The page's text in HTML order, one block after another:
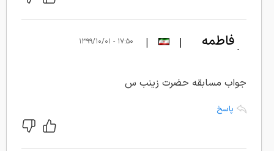
فاطمه
فندرسکی
|
| ۱۷:۵۰ - ۱۳۹۹/۱۰/۰۱
جواب مسابقه حضرت زینب س
پاسخ